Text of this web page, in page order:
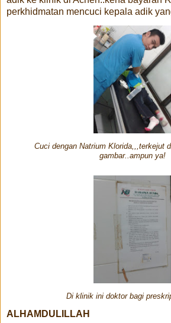
perkhidmatan mencuci kepala adik
Cuci dengan Natrium Klorida,,,terkejut
gambar..ampun ya!
Di klinik ini doktor bagi
ALHAMDULILLAH